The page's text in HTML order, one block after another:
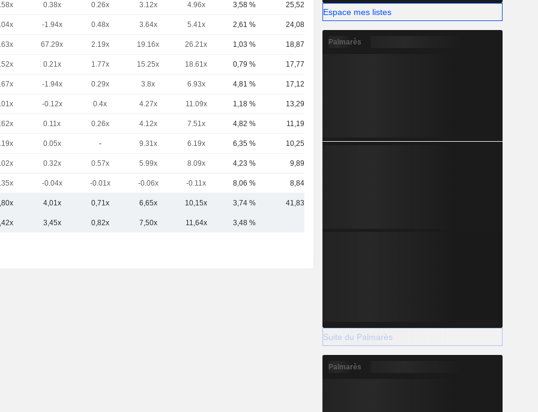
0.38x 0.26x 3.12x 4.96x 3,58 % 25,52 Md
-1.94x 0.48x 3.64x 5.41x 2,61 % 24,08 Md
67.29x 2.19x 19.16x 26.21x 1,03 % 18,87 Md
0.21x 1.77x 15.25x 18.61x 0,79 % 17,77 Md
-1.94x 0.29x 3.8x 6.93x 4,81 % 17,12 Md
-0.12x 0.4x 4.27x 11.09x 1,18 % 13,29 Md
0.11x 0.26x 4.12x 7.51x 4,82 % 11,19 Md
0.05x - 9.31x 6.19x 6,35 % 10,25 Md
0.32x 0.57x 5.99x 8.09x 4,23 % 9,89 Md
-0.04x -0.01x -0.06x -0.11x 8,06 % 8,84 Md
4,01x 0,71x 6,65x 10,15x 3,74 % 41,83 Md
3,45x 0,82x 7,50x 11,64x 3,48 %
Espace mes listes
Palmarès
Suite du Palmarès
Palmarès